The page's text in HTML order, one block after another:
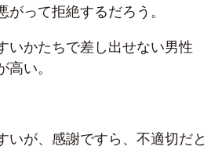
って拒絶するだろう。
いかたちで差し出せない男性
い。
いが、感謝ですら、不適切だと